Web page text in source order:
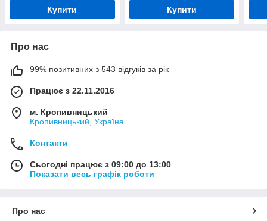
Купити Купити
Про нас
99% позитивних з 543 відгуків за рік
Працює з 22.11.2016
м. Кропивницький
Кропивницький, Україна
Контакти
Сьогодні працює з 09:00 до 13:00
Показати весь графік роботи
Про нас